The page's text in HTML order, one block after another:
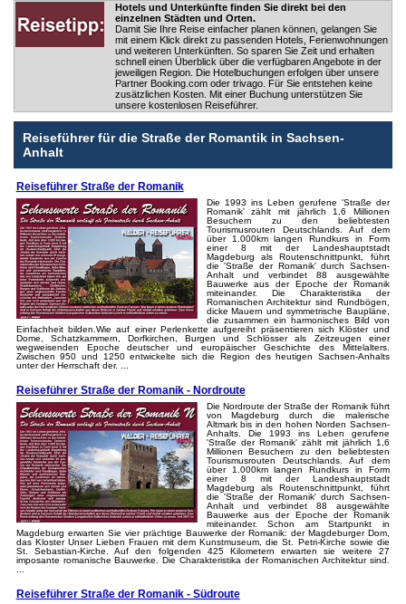
Hotels und Unterkünfte finden Sie direkt bei den
einzelnen Städten und Orten.
Damit Sie Ihre Reise einfacher planen können, gelangen Sie
mit einem Klick direkt zu passenden Hotels, Ferienwohnungen
und weiteren Unterkünften. So sparen Sie Zeit und erhalten
schnell einen Überblick über die verfügbaren Angebote in der
jeweiligen Region. Die Hotelbuchungen erfolgen über unsere
Partner Booking.com oder trivago. Für Sie entstehen keine
zusätzlichen Kosten. Mit einer Buchung unterstützen Sie
unsere kostenlosen Reiseführer.
Reiseführer für die Straße der Romantik in Sachsen-
Anhalt
Reiseführer Straße der Romanik
Die 1993 ins Leben gerufene 'Straße der
Romanik' zählt mit jährlich 1,6 Millionen
Besuchern zu den beliebtesten
Tourismusrouten Deutschlands. Auf dem
über 1.000km langen Rundkurs in Form
einer 8 mit der Landeshauptstadt
Magdeburg als Routenschnittpunkt, führt
die 'Straße der Romanik' durch Sachsen-
Anhalt und verbindet 88 ausgewählte
Bauwerke aus der Epoche der Romanik
miteinander. Die Charakteristika der
Romanischen Architektur sind Rundbögen,
dicke Mauern und symmetrische Baupläne,
die zusammen ein harmonisches Bild von
Einfachheit bilden.Wie auf einer Perlenkette aufgereiht präsentieren sich Klöster und
Dome, Schatzkammern, Dorfkirchen, Burgen und Schlösser als Zeitzeugen einer
wegweisenden Epoche deutscher und europäischer Geschichte des Mittelalters.
Zwischen 950 und 1250 entwickelte sich die Region des heutigen Sachsen-Anhalts
unter der Herrschaft der. ...
Reiseführer Straße der Romanik - Nordroute
Die Nordroute der Straße der Romanik führt
von Magdeburg durch die malerische
Altmark bis in den hohen Norden Sachsen-
Anhalts. Die 1993 ins Leben gerufene
'Straße der Romanik' zählt mit jährlich 1,6
Millionen Besuchern zu den beliebtesten
Tourismusrouten Deutschlands. Auf dem
über 1.000km langen Rundkurs in Form
einer 8 mit der Landeshauptstadt
Magdeburg als Routenschnittpunkt, führt
die 'Straße der Romanik' durch Sachsen-
Anhalt und verbindet 88 ausgewählte
Bauwerke aus der Epoche der Romanik
miteinander. Schon am Startpunkt in
Magdeburg erwarten Sie vier prächtige Bauwerke der Romanik: der Magdeburger Dom,
das Kloster Unser Lieben Frauen mit dem Kunstmuseum, die St. Petri-Kirche sowie die
St. Sebastian-Kirche. Auf den folgenden 425 Kilometern erwarten sie weitere 27
imposante romanische Bauwerke. Die Charakteristika der Romanischen Architektur sind.
Reiseführer Straße der Romanik - Südroute